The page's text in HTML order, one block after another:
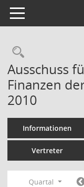
Toggle navigation
Ausschuss
Finanzen
2010
Informationen
Vertreter
Quartal